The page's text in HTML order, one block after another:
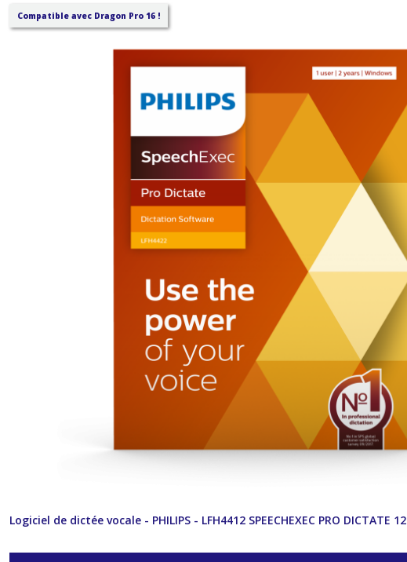
Compatible avec Dragon Pro 16 !
Logiciel de dictée vocale - PHILIPS - LFH4412 SPEECHEXEC PRO DICTATE 12